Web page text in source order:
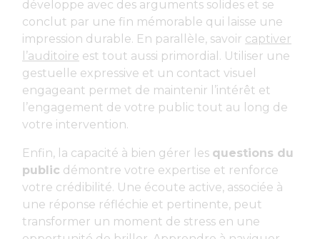
développe avec des arguments solides et se
conclut par une fin mémorable qui laisse une
impression durable. En parallèle, savoir captiver
l’auditoire est tout aussi primordial. Utiliser une
gestuelle expressive et un contact visuel
engageant permet de maintenir l’intérêt et
l’engagement de votre public tout au long de
votre intervention.
Enfin, la capacité à bien gérer les questions du
public démontre votre expertise et renforce
votre crédibilité. Une écoute active, associée à
une réponse réfléchie et pertinente, peut
transformer un moment de stress en une